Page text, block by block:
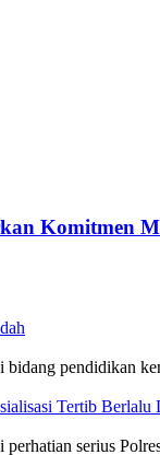
Komitmen
pendidikan
Tertib Berlalu
serius